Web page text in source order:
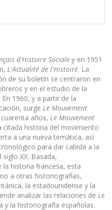
d'Histoire Sociale y en 1951
L'Actualité de l'Histoire. La
de su boletín se centraron en
y en el estudio de la
1960, y a partir de la
surge Le Mouvement
años, Le Mouvement
citada historia del movimiento
a una nueva temática, así
para dar cabida a la
XX. Basada,
la historia francesa, esta
a otras historiografías,
la estadounidense y la
analizar las relaciones de Le
y la historiografía españolas.